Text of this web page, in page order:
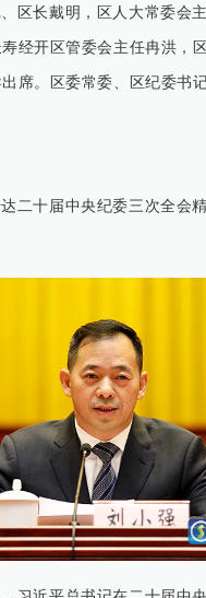
区长戴明，区人大常委会
经开区管委会主任冉洪，
席。区委常委、区纪委书
二十届中央纪委三次全会